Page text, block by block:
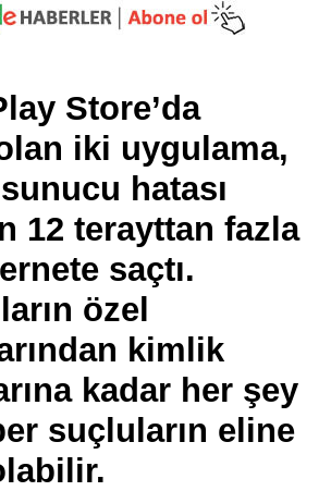
Store’da
iki uygulama,
hatası
12 terayttan fazla
saçtı.
özel
kimlik
kadar her şey
suçluların eline